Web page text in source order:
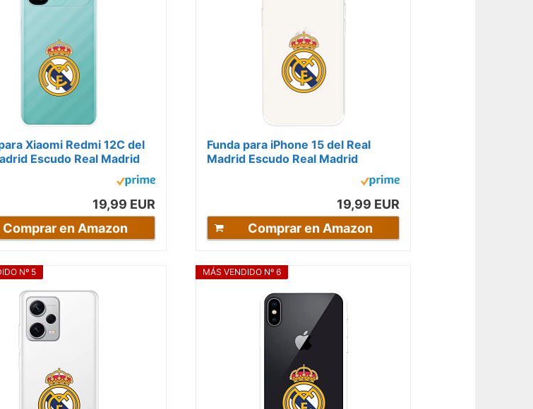
Xiaomi Redmi 12C del
Escudo Real Madrid
19,99 EUR
Comprar en Amazon
Funda para iPhone 15 del Real
Madrid Escudo Real Madrid
19,99 EUR
Comprar en Amazon
Nº 5 MÁS VENDIDO Nº 6